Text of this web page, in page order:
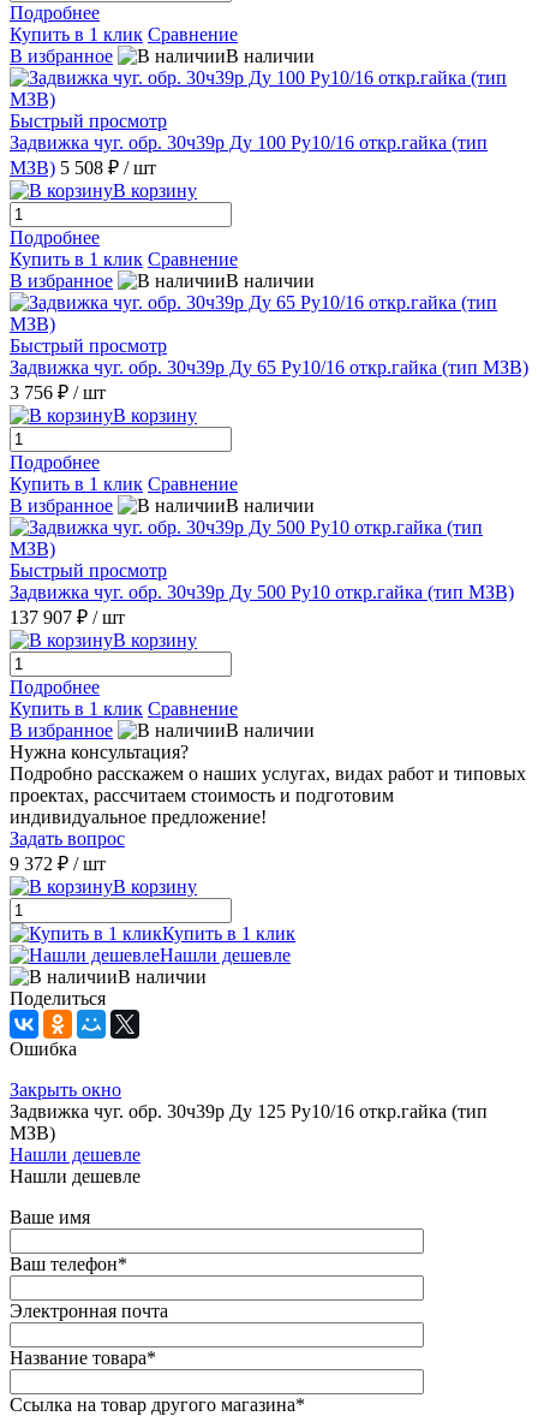
Подробнее
Купить в 1 клик Сравнение
В избранное
В наличии
Быстрый просмотр
Задвижка чуг. обр. 30ч39р Ду 100 Ру10/16 откр.гайка (тип
МЗВ) 5 508 ₽ / шт
В корзину
Подробнее
Купить в 1 клик Сравнение
В избранное
В наличии
Быстрый просмотр
Задвижка чуг. обр. 30ч39р Ду 65 Ру10/16 откр.гайка (тип МЗВ)
3 756 ₽ / шт
В корзину
Подробнее
Купить в 1 клик Сравнение
В избранное
В наличии
Быстрый просмотр
Задвижка чуг. обр. 30ч39р Ду 500 Ру10 откр.гайка (тип МЗВ)
137 907 ₽ / шт
В корзину
Подробнее
Купить в 1 клик Сравнение
В избранное
В наличии
Нужна консультация?
Подробно расскажем о наших услугах, видах работ и типовых
проектах, рассчитаем стоимость и подготовим
индивидуальное предложение!
Задать вопрос
9 372 ₽ / шт
В корзину
Купить в 1 клик
Нашли дешевле
В наличии
Поделиться
Ошибка
Закрыть окно
Задвижка чуг. обр. 30ч39р Ду 125 Ру10/16 откр.гайка (тип
МЗВ)
Нашли дешевле
Нашли дешевле
Ваше имя
Ваш телефон*
Электронная почта
Название товара*
Ссылка на товар другого магазина*